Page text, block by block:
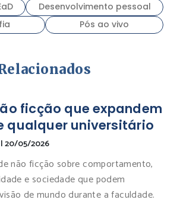
Desenvolvimento pessoal
Pós ao vivo
ficção que expandem
qualquer universitário
|20/05/2026
não ficção sobre comportamento,
e sociedade que podem
de mundo durante a faculdade.